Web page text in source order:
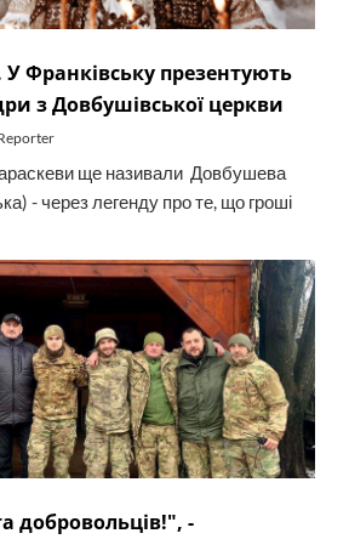
У Франківську презентують
з Довбушівської церкви
ще називали Довбушева
- через легенду про те, що гроші
добровольців!", -